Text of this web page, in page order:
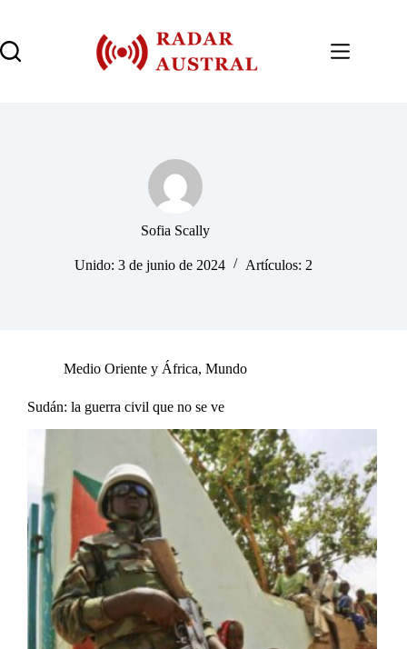
contenido
Sofia Scally
Unido: 3 de junio de 2024 Artículos: 2
Medio Oriente y África, Mundo
Sudán: la guerra civil que no se ve